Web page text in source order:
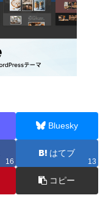
Bluesky
16
はてブ
13
コピー